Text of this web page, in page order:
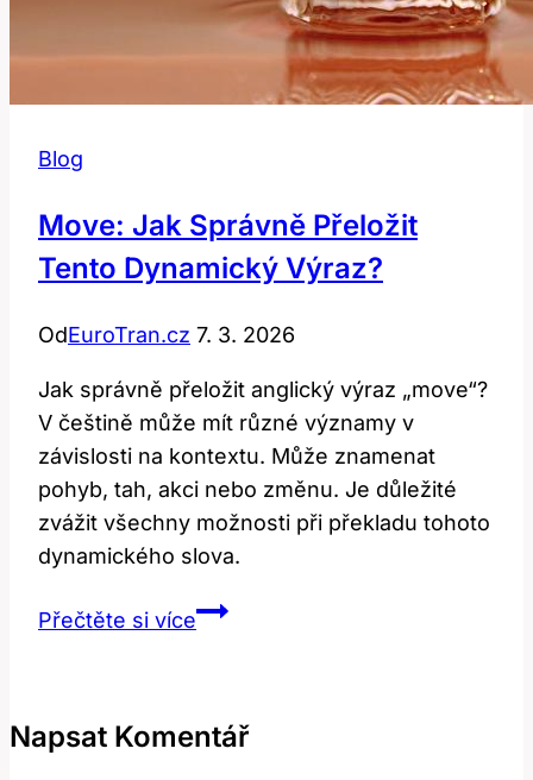
Blog
Move: Jak Správně Přeložit
Tento Dynamický Výraz?
OdEuroTran.cz 7. 3. 2026
Jak správně přeložit anglický výraz „move“?
V češtině může mít různé významy v
závislosti na kontextu. Může znamenat
pohyb, tah, akci nebo změnu. Je důležité
zvážit všechny možnosti při překladu tohoto
dynamického slova.
Přečtěte si víceMove:
tento
Napsat Komentář